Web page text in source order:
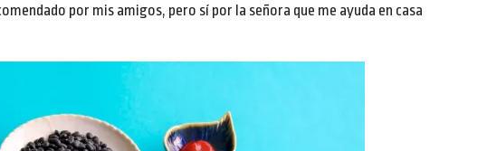
por mis amigos, pero sí por la señora que me ayuda en casa